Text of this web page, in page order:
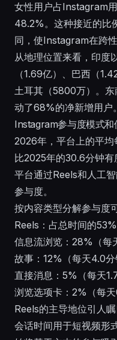
女性用户占Instagram
48.2%。这种接近的比
同，使Instagram在跨
从地理位置来看，印度
（1.69亿）、巴西（
土耳其（5800万）。
动了68%的净新增用户。
Instagram参与度模式和
2026年，平台上的平均
比2025年的30.6分钟
平台通过Reels和人工
参与度。
按内容类型分解参与度
Reels：占总时间的53%
信息流浏览：28%（每
故事：12%（每天4.0分
直接消息：5%（每天1.7
浏览选项卡：2%（每天
Reels的主导地位引人
会话时间用于短视频形